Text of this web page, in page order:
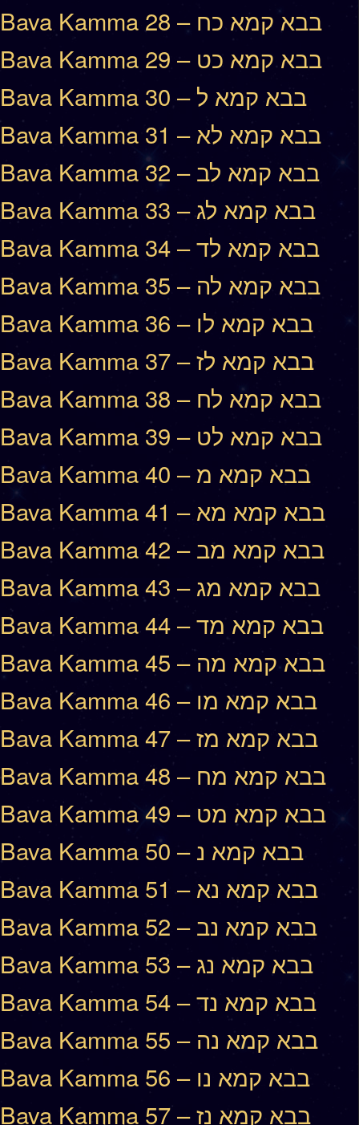
Bava Kamma 28 – בבא קמא כח
Bava Kamma 29 – בבא קמא כט
Bava Kamma 30 – בבא קמא ל
Bava Kamma 31 – בבא קמא לא
Bava Kamma 32 – בבא קמא לב
Bava Kamma 33 – בבא קמא לג
Bava Kamma 34 – בבא קמא לד
Bava Kamma 35 – בבא קמא לה
Bava Kamma 36 – בבא קמא לו
Bava Kamma 37 – בבא קמא לז
Bava Kamma 38 – בבא קמא לח
Bava Kamma 39 – בבא קמא לט
Bava Kamma 40 – בבא קמא מ
Bava Kamma 41 – בבא קמא מא
Bava Kamma 42 – בבא קמא מב
Bava Kamma 43 – בבא קמא מג
Bava Kamma 44 – בבא קמא מד
Bava Kamma 45 – בבא קמא מה
Bava Kamma 46 – בבא קמא מו
Bava Kamma 47 – בבא קמא מז
Bava Kamma 48 – בבא קמא מח
Bava Kamma 49 – בבא קמא מט
Bava Kamma 50 – בבא קמא נ
Bava Kamma 51 – בבא קמא נא
Bava Kamma 52 – בבא קמא נב
Bava Kamma 53 – בבא קמא נג
Bava Kamma 54 – בבא קמא נד
Bava Kamma 55 – בבא קמא נה
Bava Kamma 56 – בבא קמא נו
Bava Kamma 57 – בבא קמא נז